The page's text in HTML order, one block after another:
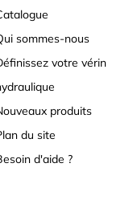
sommes-nous
votre vérin
produits
du site
d'aide ?